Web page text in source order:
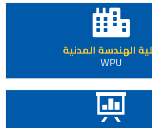
الهندسة المدنية
WPU